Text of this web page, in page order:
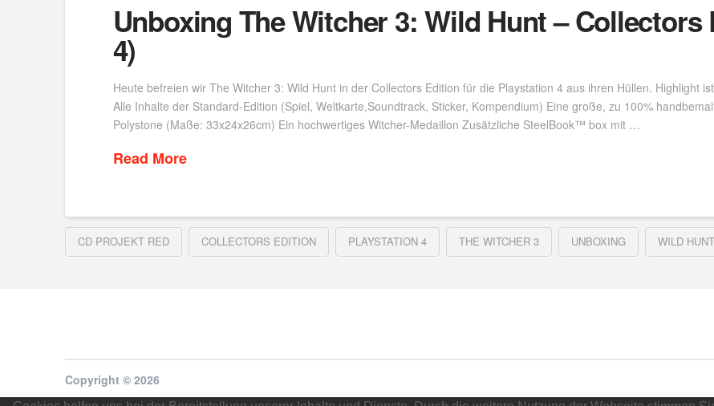
Unboxing The Witcher 3: Wild Hunt –
4)
Heute befreien wir The Witcher 3: Wild Hunt in der Collectors Edition für die Playstation 4 aus ihren Hüllen. Highlight
Alle Inhalte der Standard-Edition (Spiel, Weltkarte,Soundtrack, Sticker, Kompendium) Eine große, zu 100%
Polystone (Maße: 33x24x26cm) Ein hochwertiges Witcher-Medaillon Zusätzliche SteelBook™ box mit …
Read More
CD PROJEKT RED COLLECTORS EDITION PLAYSTATION 4 THE WITCHER 3 UNBOXING WILD HUNT
Copyright © 2026